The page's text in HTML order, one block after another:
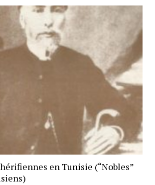
en Tunisie (“Nobles”